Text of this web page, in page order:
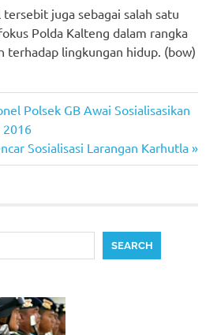
juga sebagai salah satu
Polda Kalteng dalam rangka
terhadap lingkungan hidup. (bow)
Polsek GB Awai Sosialisasikan
2016
Sosialisasi Larangan Karhutla
SEARCH